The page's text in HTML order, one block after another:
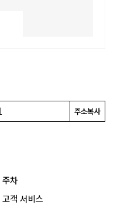
주소복사
주차
고객 서비스